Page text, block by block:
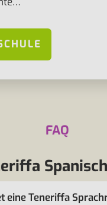
FAQ
eine Teneriffa